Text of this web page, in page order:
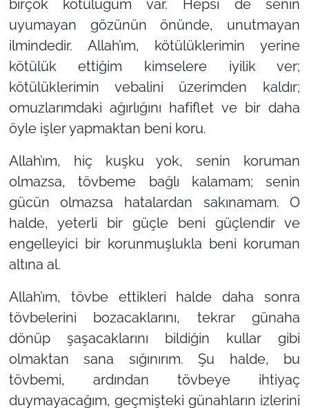
birçok kötülüğüm var. Hepsi de senin
uyumayan gözünün önünde, unutmayan
ilmindedir. Allah’ım, kötülüklerimin yerine
kötülük ettiğim kimselere iyilik ver;
kötülüklerimin vebalini üzerimden kaldır;
omuzlarımdaki ağırlığını hafiflet ve bir daha
öyle işler yapmaktan beni koru.
Allah’ım, hiç kuşku yok, senin koruman
olmazsa, tövbeme bağlı kalamam; senin
gücün olmazsa hatalardan sakınamam. O
halde, yeterli bir güçle beni güçlendir ve
engelleyici bir korunmuşlukla beni koruman
altına al.
Allah’ım, tövbe ettikleri halde daha sonra
tövbelerini bozacaklarını, tekrar günaha
dönüp şaşacaklarını bildiğin kullar gibi
olmaktan sana sığınırım. Şu halde, bu
tövbemi, ardından tövbeye ihtiyaç
duymayacağım, geçmişteki günahların izlerini